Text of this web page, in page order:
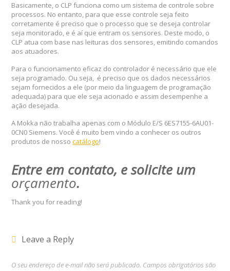
Basicamente, o CLP funciona como um sistema de controle sobre
processos. No entanto, para que esse controle seja feito
corretamente é preciso que o processo que se deseja controlar
seja monitorado, e é aí que entram os sensores. Deste modo, o
CLP atua com base nas leituras dos sensores, emitindo comandos
aos atuadores.
Para o funcionamento eficaz do controlador é necessário que ele
seja programado. Ou seja, é preciso que os dados necessários
sejam fornecidos a ele (por meio da linguagem de programação
adequada) para que ele seja acionado e assim desempenhe a
ação desejada.
A Mokka não trabalha apenas com o Módulo E/S 6ES7155-6AU01-
0CN0 Siemens. Você é muito bem vindo a conhecer os outros
produtos de nossocatálogo!
Entre em contato, e solicite um
orçamento.
Thank you for reading!
Leave a Reply
O seu endereço de e-mail não será publicado. Campos obrigatórios são